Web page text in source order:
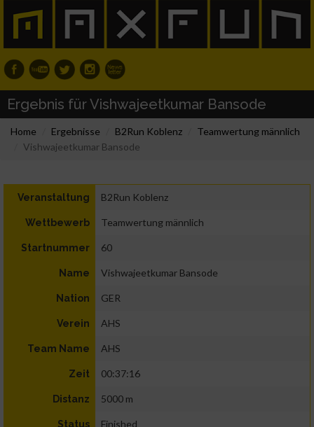
Ergebnis für Vishwajeetkumar Bansode
Home Ergebnisse B2Run Koblenz
Teamwertung männlich
Vishwajeetkumar Bansode
Veranstaltung B2Run Koblenz
Wettbewerb Teamwertung männlich
Startnummer 60
Name Vishwajeetkumar Bansode
Nation GER
Verein AHS
Team Name AHS
Zeit 00:37:16
Distanz 5000 m
Status Finished